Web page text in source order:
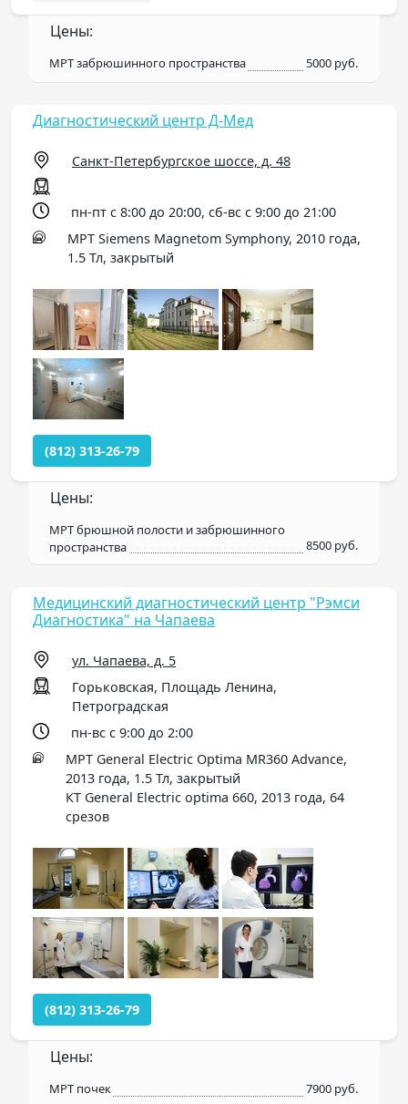
Цены:
МРТ забрюшинного пространства 5000 руб.
Диагностический центр Д-Мед
Санкт-Петербургское шоссе, д. 48
пн-пт с 8:00 до 20:00, сб-вс с 9:00 до 21:00
МРТ Siemens Magnetom Symphony, 2010 года,
1.5 Тл, закрытый
(812) 313-26-79
Цены:
МРТ брюшной полости и забрюшинного
пространства
8500 руб.
Медицинский диагностический центр "Рэмси
Диагностика" на Чапаева
ул. Чапаева, д. 5
Горьковская, Площадь Ленина,
Петроградская
пн-вс с 9:00 до 2:00
МРТ General Electric Optima MR360 Advance,
2013 года, 1.5 Тл, закрытый
КТ General Electric optima 660, 2013 года, 64
срезов
(812) 313-26-79
Цены:
МРТ почек
7900 руб.